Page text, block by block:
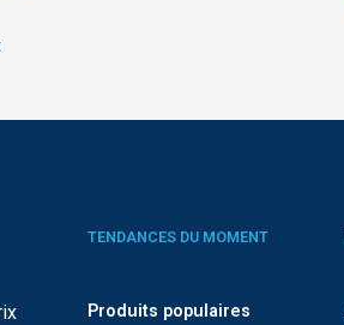
TENDANCES DU MOMENT
Produits populaires